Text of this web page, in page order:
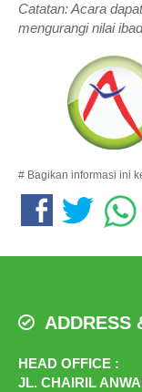
Catatan: Acara
mengurangi nilai
# Bagikan informasi ini
ADDRESS
HEAD OFFICE :
JL. CHAIRIL